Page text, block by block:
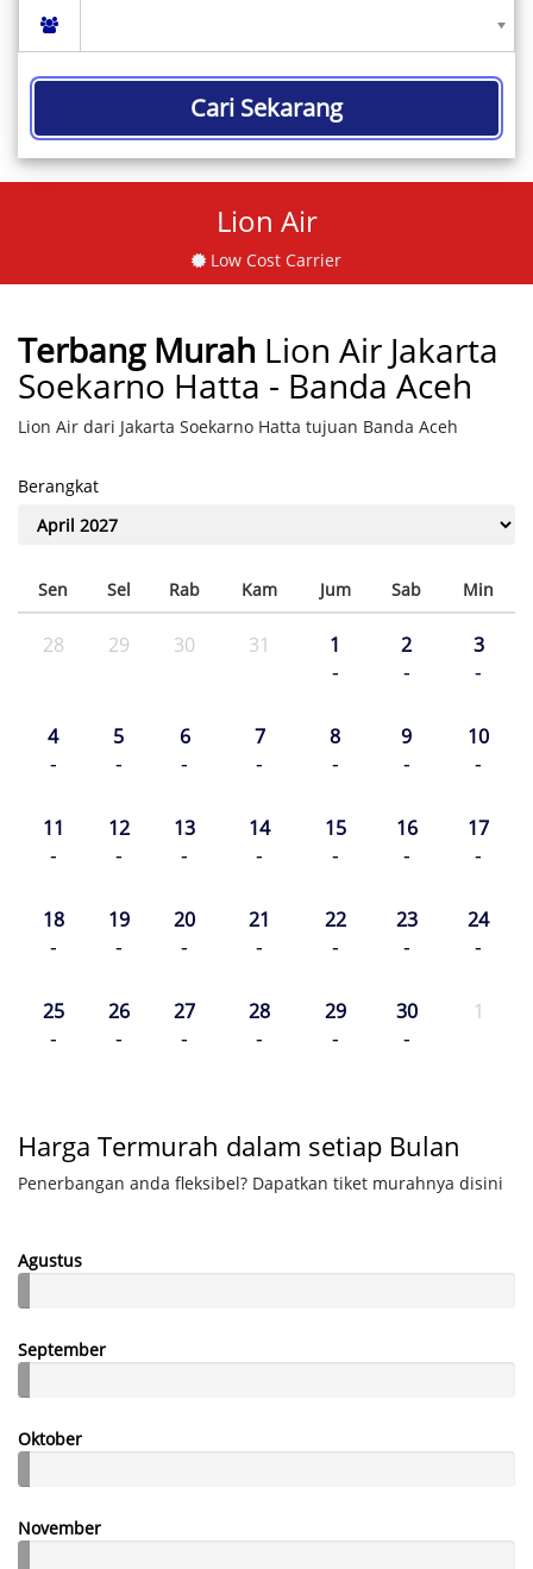
Cari Sekarang
Lion Air
Low Cost Carrier
Terbang Murah Lion Air Jakarta
Soekarno Hatta - Banda Aceh
Lion Air dari Jakarta Soekarno Hatta tujuan Banda Aceh
Berangkat
Sen Sel Rab Kam Jum Sab Min
28 29 30 31 1
-
2
-
3
-
4
-
5
-
6
-
7
-
8
-
9
-
10
-
11
-
12
-
13
-
14
-
15
-
16
-
17
-
18
-
19
-
20
-
21
-
22
-
23
-
24
-
25
-
26
-
27
-
28
-
29
-
30
-
1
Harga Termurah dalam setiap Bulan
Penerbangan anda fleksibel? Dapatkan tiket murahnya disini
Agustus
September
Oktober
November